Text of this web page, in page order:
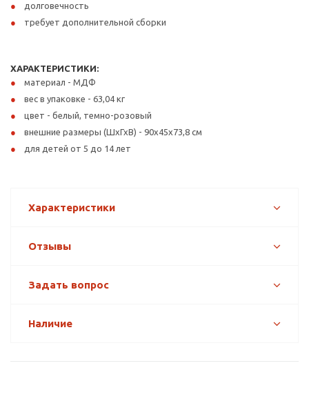
долговечность
требует дополнительной сборки
ХАРАКТЕРИСТИКИ:
материал - МДФ
вес в упаковке - 63,04 кг
цвет - белый, темно-розовый
внешние размеры (ШхГхВ) - 90х45х73,8 см
для детей от 5 до 14 лет
Характеристики
Отзывы
Задать вопрос
Наличие